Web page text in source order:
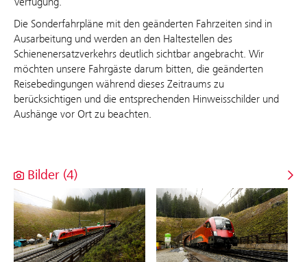
Die Sonderfahrpläne mit den geänderten Fahrzeiten sind in
Ausarbeitung und werden an den Haltestellen des
Schienenersatzverkehrs deutlich sichtbar angebracht. Wir
möchten unsere Fahrgäste darum bitten, die geänderten
Reisebedingungen während dieses Zeitraums zu
berücksichtigen und die entsprechenden Hinweisschilder und
Aushänge vor Ort zu beachten.
Bilder (4)